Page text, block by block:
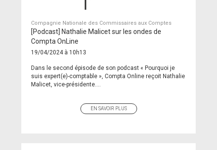
Compagnie Nationale des Commissaires aux Comptes
[Podcast] Nathalie Malicet sur les ondes de
Compta OnLine
19/04/2024 à 10h13
Dans le second épisode de son podcast « Pourquoi je
suis expert(e)-comptable », Compta Online reçoit Nathalie
Malicet, vice-présidente....
EN SAVOIR PLUS